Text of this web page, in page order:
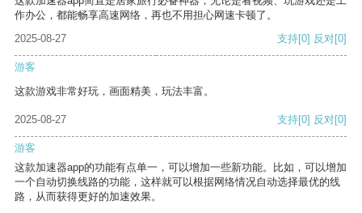
作办公，都能畅享高速网络，再也不用担心网速卡顿了。
2025-08-27
支持[0] 反对[0]
游客
这款游戏非常好玩，画面精美，玩法丰富。
2025-08-27 支持[0] 反对[0]
游客
这款加速器app的功能有点单一，可以增加一些新功能。比如，可以增加
一个自动切换线路的功能，这样就可以根据网络情况自动选择最优的线
路，从而获得更好的加速效果。